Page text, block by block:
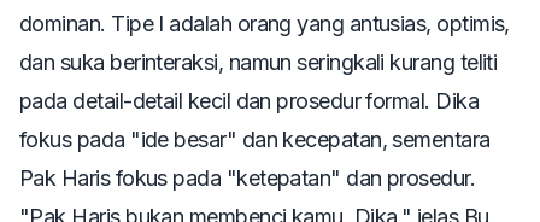
dominan. Tipe I adalah orang yang antusias, optimis,
dan suka berinteraksi, namun seringkali kurang teliti
pada detail-detail kecil dan prosedur formal. Dika
fokus pada "ide besar" dan kecepatan, sementara
Pak Haris fokus pada "ketepatan" dan prosedur.
"Pak Haris bukan membenci kamu, Dika," jelas Bu